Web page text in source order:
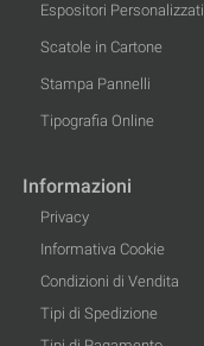
Espositori Personalizzati
Scatole in Cartone
Stampa Pannelli
Tipografia Online
Informazioni
Privacy
Informativa Cookie
Condizioni di Vendita
Tipi di Spedizione